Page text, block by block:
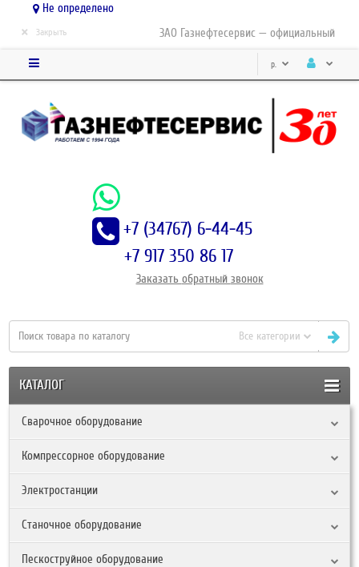
Не определено
ЗАО Газнефтесервис — официальный
× Закрыть
р.
+7 (34767) 6-44-45
+7 917 350 86 17
Заказать обратный звонок
Все категории
КАТАЛОГ
Сварочное оборудование
Компрессорное оборудование
Электростанции
Станочное оборудование
Пескоструйное оборудование